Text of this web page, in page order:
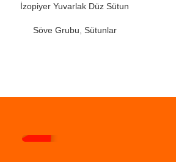
İzopiyer Yuvarlak Düz Sütun
Söve Grubu Sütunlar